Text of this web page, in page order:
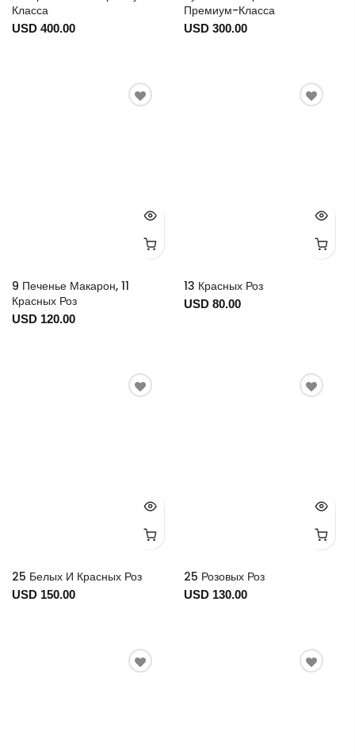
Класса
USD 400.00
Премиум-Класса
USD 300.00
9 Печенье Макарон, 11
Красных Роз
USD 120.00
13 Красных Роз
USD 80.00
25 Белых И Красных Роз
USD 150.00
25 Розовых Роз
USD 130.00